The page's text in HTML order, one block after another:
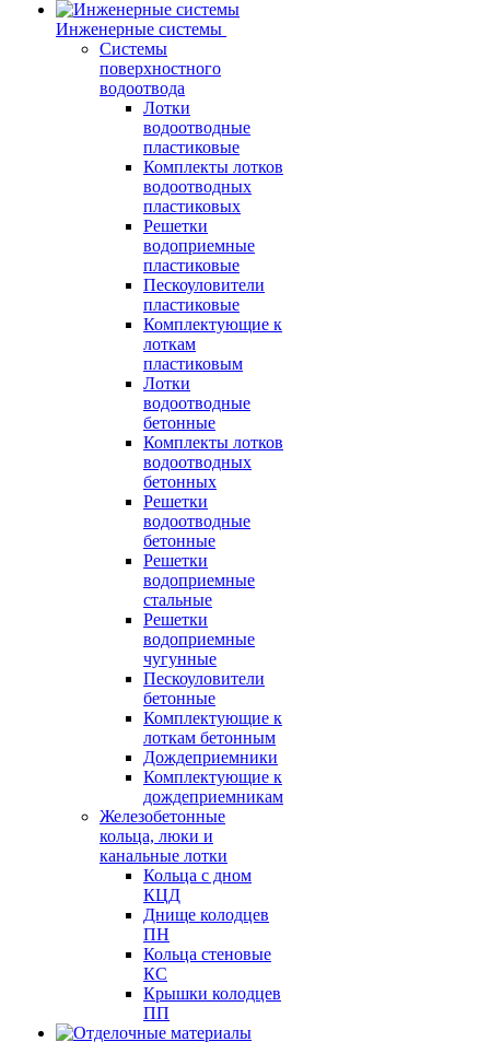
Инженерные системы
Системы
поверхностного
водоотвода
Лотки
водоотводные
пластиковые
Комплекты лотков
водоотводных
пластиковых
Решетки
водоприемные
пластиковые
Пескоуловители
пластиковые
Комплектующие к
лоткам
пластиковым
Лотки
водоотводные
бетонные
Комплекты лотков
водоотводных
бетонных
Решетки
водоотводные
бетонные
Решетки
водоприемные
стальные
Решетки
водоприемные
чугунные
Пескоуловители
бетонные
Комплектующие к
лоткам бетонным
Дождеприемники
Комплектующие к
дождеприемникам
Железобетонные
кольца, люки и
канальные лотки
Кольца с дном
КЦД
Днище колодцев
ПН
Кольца стеновые
КС
Крышки колодцев
ПП